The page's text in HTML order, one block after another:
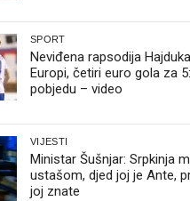
SPORT
Neviđena rapsodija
Europi, četiri euro gola za
pobjedu – video
VIJESTI
Ministar Šušnjar: Srpkinja
ustašom, djed joj je Ante,
joj znate